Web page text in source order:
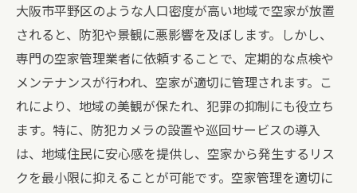
大阪市平野区のような人口密度が高い地域で空家が放置
されると、防犯や景観に悪影響を及ぼします。しかし、
専門の空家管理業者に依頼することで、定期的な点検や
メンテナンスが行われ、空家が適切に管理されます。こ
れにより、地域の美観が保たれ、犯罪の抑制にも役立ち
ます。特に、防犯カメラの設置や巡回サービスの導入
は、地域住民に安心感を提供し、空家から発生するリス
クを最小限に抑えることが可能です。空家管理を適切に